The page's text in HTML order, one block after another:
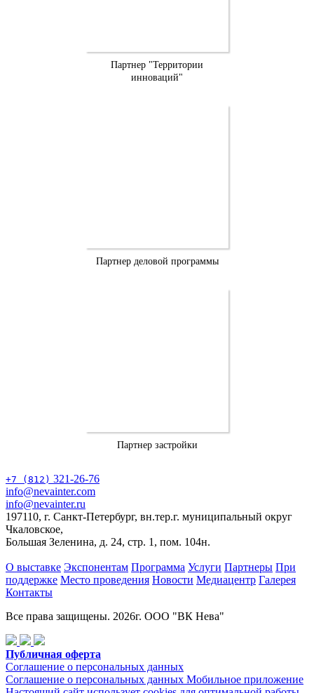
Партнер "Территории
инноваций"
Партнер деловой программы
Партнер застройки
+7 (812) 321-26-76
info@nevainter.com
info@nevainter.ru
197110, г. Санкт-Петербург, вн.тер.г. муниципальный округ
Чкаловское,
Большая Зеленина, д. 24, стр. 1, пом. 104н.
О выставке Экспонентам Программа Услуги Партнеры При
поддержке Место проведения Новости Медиацентр Галерея
Контакты
Все права защищены. 2026г. ООО "ВК Нева"
Публичная оферта
Соглашение о персональных данных
Соглашение о персональных данных Мобильное приложение